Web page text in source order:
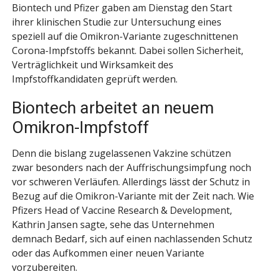
Biontech und Pfizer gaben am Dienstag den Start
ihrer klinischen Studie zur Untersuchung eines
speziell auf die Omikron-Variante zugeschnittenen
Corona-Impfstoffs bekannt. Dabei sollen Sicherheit,
Verträglichkeit und Wirksamkeit des
Impfstoffkandidaten geprüft werden.
Biontech arbeitet an neuem
Omikron-Impfstoff
Denn die bislang zugelassenen Vakzine schützen
zwar besonders nach der Auffrischungsimpfung noch
vor schweren Verläufen. Allerdings lässt der Schutz in
Bezug auf die Omikron-Variante mit der Zeit nach. Wie
Pfizers Head of Vaccine Research & Development,
Kathrin Jansen sagte, sehe das Unternehmen
demnach Bedarf, sich auf einen nachlassenden Schutz
oder das Aufkommen einer neuen Variante
vorzubereiten.